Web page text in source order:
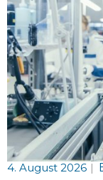
4. August 2026 |